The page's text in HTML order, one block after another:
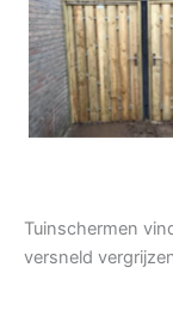
Tuindeur
Tuinschermen
versneld